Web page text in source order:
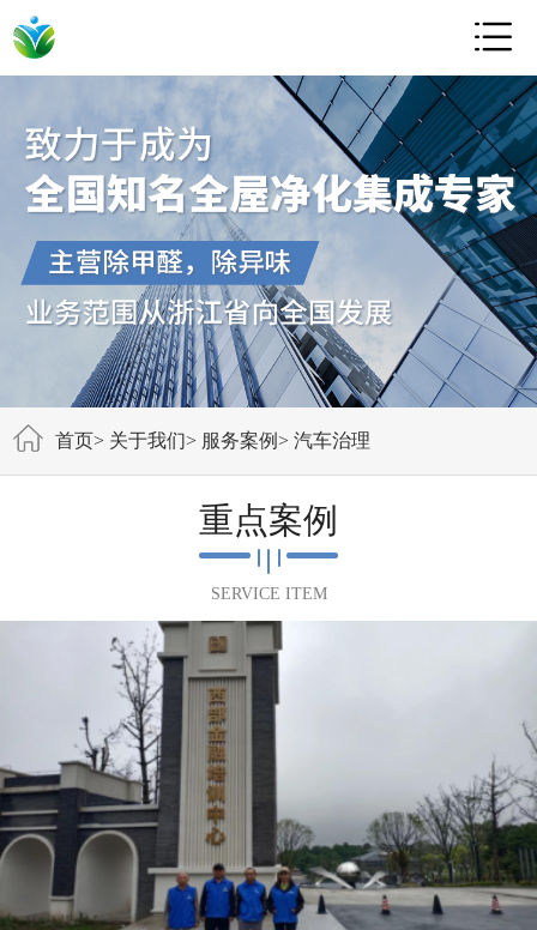

首页> 关于我们> 服务案例>汽车治理
重点案例
SERVICE ITEM